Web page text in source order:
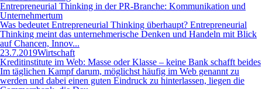
Entrepreneurial Thinking in der PR-Branche: Kommunikation und
Unternehmertum
Was bedeutet Entrepreneurial Thinking überhaupt? Entrepreneurial
Thinking meint das unternehmerische Denken und Handeln mit Blick
auf Chancen, Innov...
23.7.2019Wirtschaft
Kreditinstitute im Web: Masse oder Klasse – keine Bank schafft beides
Im täglichen Kampf darum, möglichst häufig im Web genannt zu
werden und dabei einen guten Eindruck zu hinterlassen, liegen die